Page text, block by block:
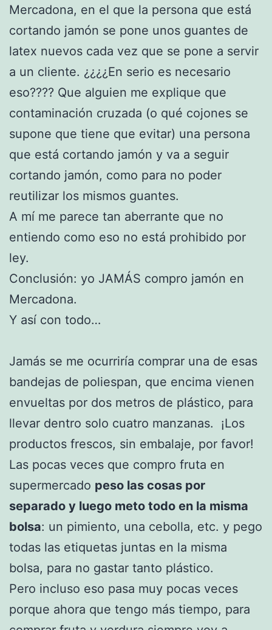
Mercadona, en el que la persona que está
cortando jamón se pone unos guantes de
latex nuevos cada vez que se pone a servir
a un cliente. ¿¿¿¿En serio es necesario
eso???? Que alguien me explique que
contaminación cruzada (o qué cojones se
supone que tiene que evitar) una persona
que está cortando jamón y va a seguir
cortando jamón, como para no poder
reutilizar los mismos guantes.
A mí me parece tan aberrante que no
entiendo como eso no está prohibido por
ley.
Conclusión: yo JAMÁS compro jamón en
Mercadona.
Y así con todo…
Jamás se me ocurriría comprar una de esas
bandejas de poliespan, que encima vienen
envueltas por dos metros de plástico, para
llevar dentro solo cuatro manzanas. ¡Los
productos frescos, sin embalaje, por favor!
Las pocas veces que compro fruta en
supermercado peso las cosas por
separado y luego meto todo en la misma
bolsa: un pimiento, una cebolla, etc. y pego
todas las etiquetas juntas en la misma
bolsa, para no gastar tanto plástico.
Pero incluso eso pasa muy pocas veces
porque ahora que tengo más tiempo, para